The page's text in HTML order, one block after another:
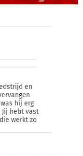
en
hij erg
hebt vast
werkt zo